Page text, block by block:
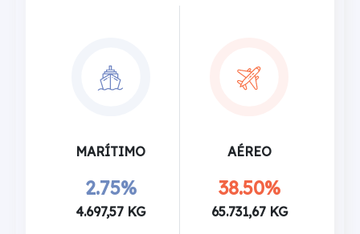
MARÍTIMO
2.75%
4.697,57 KG
AÉREO
38.50%
65.731,67 KG